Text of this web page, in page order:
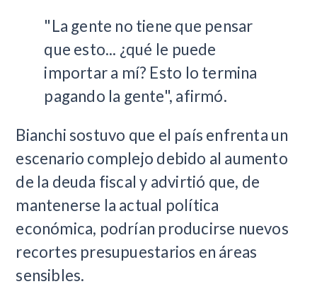
"La gente no tiene que pensar
que esto... ¿qué le puede
importar a mí? Esto lo termina
pagando la gente", afirmó.
Bianchi sostuvo que el país enfrenta un
escenario complejo debido al aumento
de la deuda fiscal y advirtió que, de
mantenerse la actual política
económica, podrían producirse nuevos
recortes presupuestarios en áreas
sensibles.